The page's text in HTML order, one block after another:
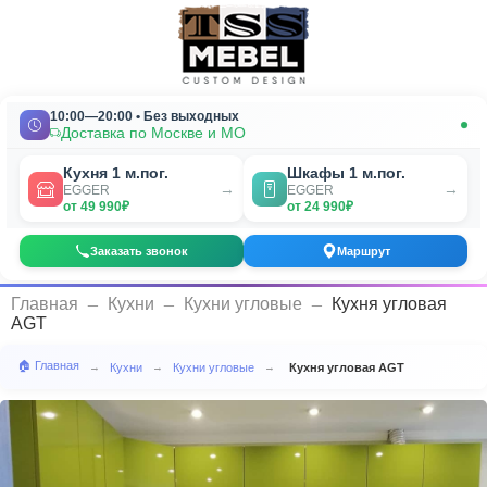
10:00—20:00 • Без выходных
Доставка по Москве и МО
Кухня 1 м.пог.
EGGER
от 49 990₽
→
Шкафы 1 м.пог.
EGGER
от 24 990₽
→
Заказать звонок Маршрут
Главная Кухни Кухни угловые
Кухня угловая
AGT
🏠 Главная → Кухни → Кухни угловые → Кухня угловая AGT